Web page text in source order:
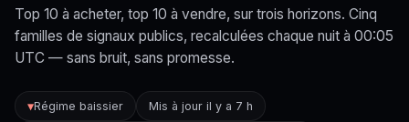
Top 10 à acheter, top 10 à vendre, sur trois horizons. Cinq
familles de signaux publics, recalculées chaque nuit à 00:05
UTC — sans bruit, sans promesse.
▼Régime baissier Mis à jour il y a 7 h